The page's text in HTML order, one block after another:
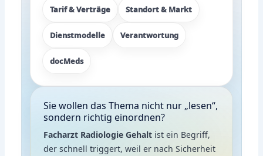
Tarif & Verträge Standort & Markt
Dienstmodelle Verantwortung
docMeds
Sie wollen das Thema nicht nur „lesen“,
sondern richtig einordnen?
Facharzt Radiologie Gehalt ist ein Begriff,
der schnell triggert, weil er nach Sicherheit